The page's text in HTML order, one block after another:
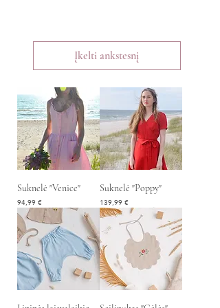
Įkelti ankstesnį
Suknelė "Venice"
Kaina
94,99 €
Suknelė "Poppy"
Kaina
139,99 €